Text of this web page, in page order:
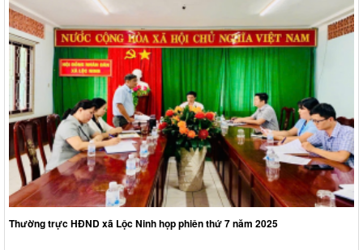
Thường trực HĐND xã Lộc Ninh họp phiên thứ 7 năm 2025